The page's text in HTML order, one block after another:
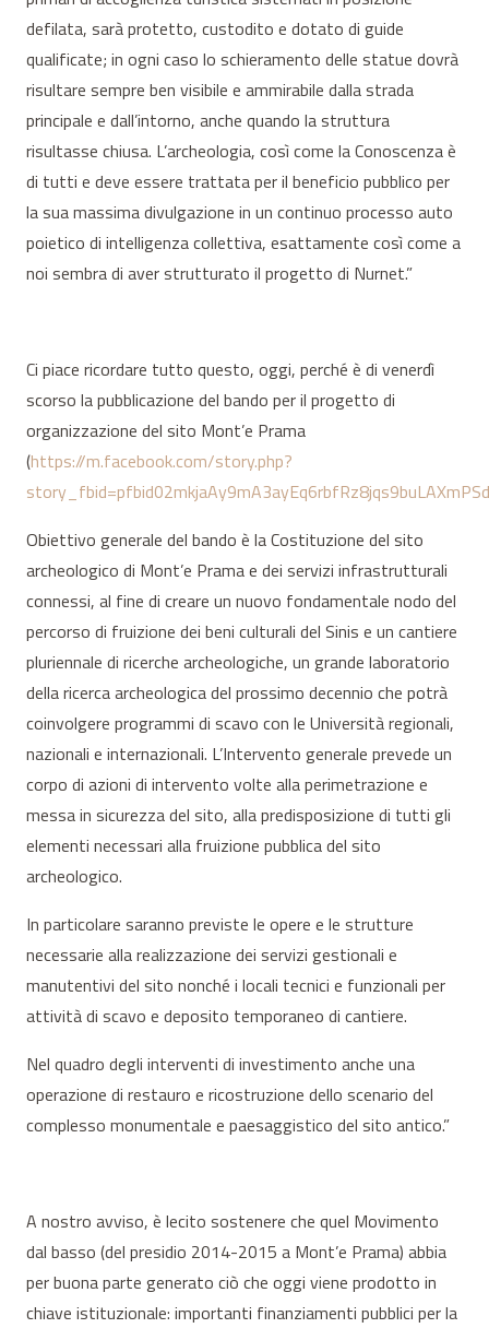
defilata, sarà protetto, custodito e dotato di guide
qualificate; in ogni caso lo schieramento delle statue dovrà
risultare sempre ben visibile e ammirabile dalla strada
principale e dall’intorno, anche quando la struttura
risultasse chiusa. L’archeologia, così come la Conoscenza è
di tutti e deve essere trattata per il beneficio pubblico per
la sua massima divulgazione in un continuo processo auto
poietico di intelligenza collettiva, esattamente così come a
noi sembra di aver strutturato il progetto di Nurnet.”
Ci piace ricordare tutto questo, oggi, perché è di venerdì
scorso la pubblicazione del bando per il progetto di
organizzazione del sito Mont’e Prama
(https://m.facebook.com/story.php?
Obiettivo generale del bando è la Costituzione del sito
archeologico di Mont’e Prama e dei servizi infrastrutturali
connessi, al fine di creare un nuovo fondamentale nodo del
percorso di fruizione dei beni culturali del Sinis e un cantiere
pluriennale di ricerche archeologiche, un grande laboratorio
della ricerca archeologica del prossimo decennio che potrà
coinvolgere programmi di scavo con le Università regionali,
nazionali e internazionali. L’Intervento generale prevede un
corpo di azioni di intervento volte alla perimetrazione e
messa in sicurezza del sito, alla predisposizione di tutti gli
elementi necessari alla fruizione pubblica del sito
archeologico.
In particolare saranno previste le opere e le strutture
necessarie alla realizzazione dei servizi gestionali e
manutentivi del sito nonché i locali tecnici e funzionali per
attività di scavo e deposito temporaneo di cantiere.
Nel quadro degli interventi di investimento anche una
operazione di restauro e ricostruzione dello scenario del
complesso monumentale e paesaggistico del sito antico.”
A nostro avviso, è lecito sostenere che quel Movimento
dal basso (del presidio 2014-2015 a Mont’e Prama) abbia
per buona parte generato ciò che oggi viene prodotto in
chiave istituzionale: importanti finanziamenti pubblici per la